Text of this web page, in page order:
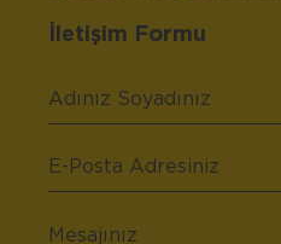
İletişim Formu